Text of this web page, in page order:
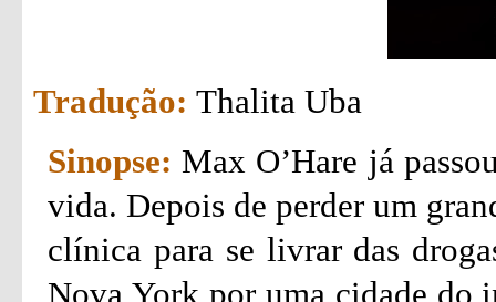
Tradução: Thalita Uba
Sinopse: Max O’Hare já
vida. Depois de perder um
clínica para se livrar das
Nova York por uma cidade do